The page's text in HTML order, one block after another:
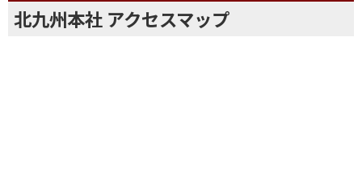
北九州本社 アクセスマップ